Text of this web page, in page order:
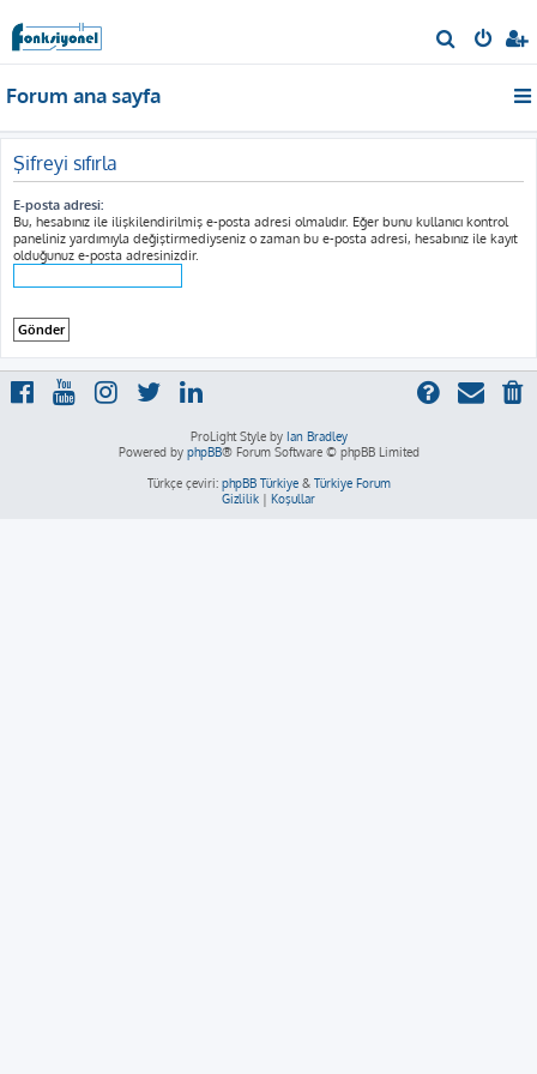
r
Forum ana sayfa
Şifreyi sıfırla
E-posta adresi:
Bu, hesabınız ile ilişkilendirilmiş e-posta adresi olmalıdır. Eğer bunu kullanıcı kontrol
paneliniz yardımıyla değiştirmediyseniz o zaman bu e-posta adresi, hesabınız ile kayıt
olduğunuz e-posta adresinizdir.
ProLight Style by Ian Bradley
Powered by phpBB® Forum Software © phpBB Limited
Türkçe çeviri: phpBB Türkiye& Türkiye Forum
Gizlilik | Koşullar